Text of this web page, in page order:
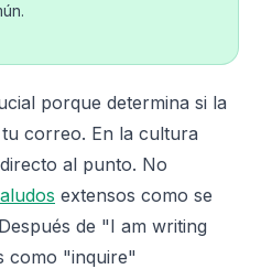
porque determina si la
correo. En la cultura
al punto. No
extensos como se
de "I am writing
como "inquire"